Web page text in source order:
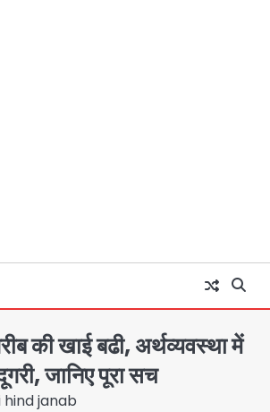
की खाई बढी, अर्थव्यवस्था में
जानिए पूरा सच
hind janab